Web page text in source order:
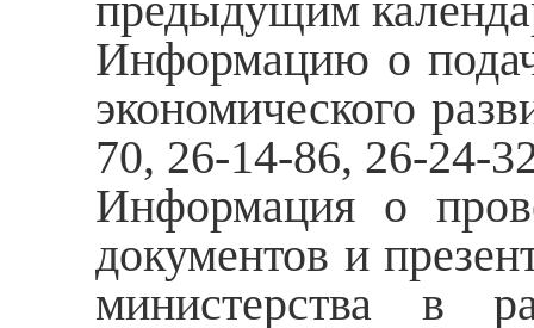
Информацию о
экономического
70, 26-14-86, 26-24-
Информация о
документов и
министерства в